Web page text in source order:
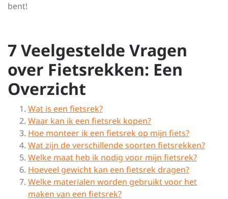
bent!
7 Veelgestelde Vragen
over Fietsrekken: Een
Overzicht
Wat is een fietsrek?
Waar kan ik een fietsrek kopen?
Hoe monteer ik een fietsrek op mijn fiets?
Wat zijn de verschillende soorten fietsrekken?
Welke maat heb ik nodig voor mijn fietsrek?
Hoeveel gewicht kan een fietsrek dragen?
Welke materialen worden gebruikt voor het
maken van een fietsrek?